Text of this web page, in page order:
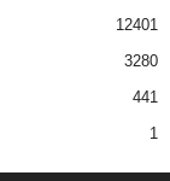
12401
3280
441
1